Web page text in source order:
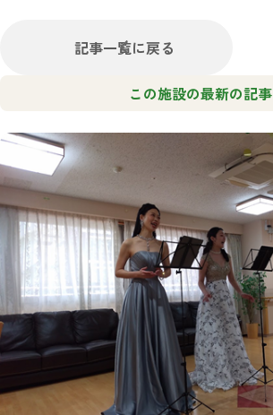
記事一覧に戻る
この施設の最新の記事